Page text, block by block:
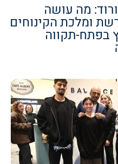
מה עושה
ומלכת הקינוחים
בפתח-תקווה